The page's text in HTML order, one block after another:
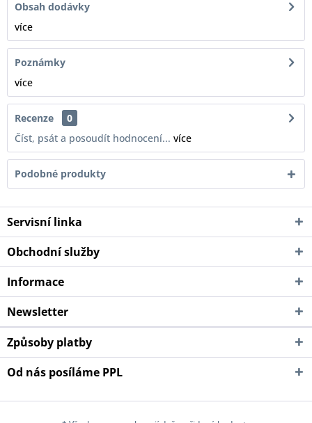
Obsah dodávky
více
Poznámky
více
Recenze
0
Číst, psát a posoudít hodnocení... více
Podobné produkty
Servisní linka
Obchodní služby
Informace
Newsletter
Způsoby platby
Od nás posíláme PPL